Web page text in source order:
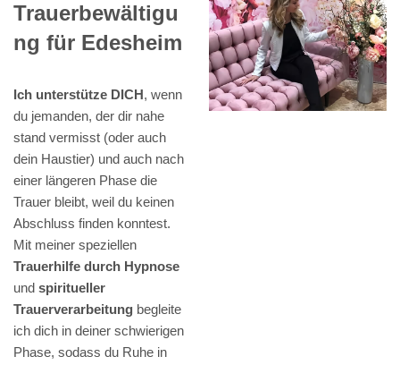
Trauerbewältigu
ng für Edesheim
Ich unterstütze DICH, wenn
du jemanden, der dir nahe
stand vermisst (oder auch
dein Haustier) und auch nach
einer längeren Phase die
Trauer bleibt, weil du keinen
Abschluss finden konntest.
Mit meiner speziellen
Trauerhilfe durch Hypnose
und spiritueller
Trauerverarbeitung begleite
ich dich in deiner schwierigen
Phase, sodass du Ruhe in